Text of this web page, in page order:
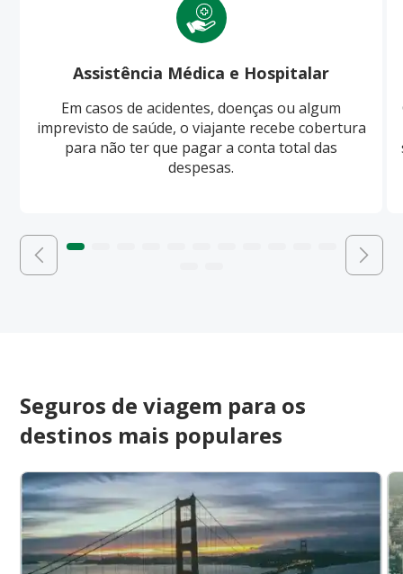
Assistência Médica e Hospitalar
Em casos de acidentes, doenças ou algum
imprevisto de saúde, o viajante recebe cobertura
para não ter que pagar a conta total das
despesas.
Seguros de viagem para os
destinos mais populares